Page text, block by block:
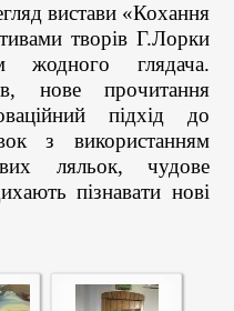
вистави «Кохання
творів Г.Лорки
глядача.
нове прочитання
підхід до
з використанням
ляльок, чудове
пізнавати нові